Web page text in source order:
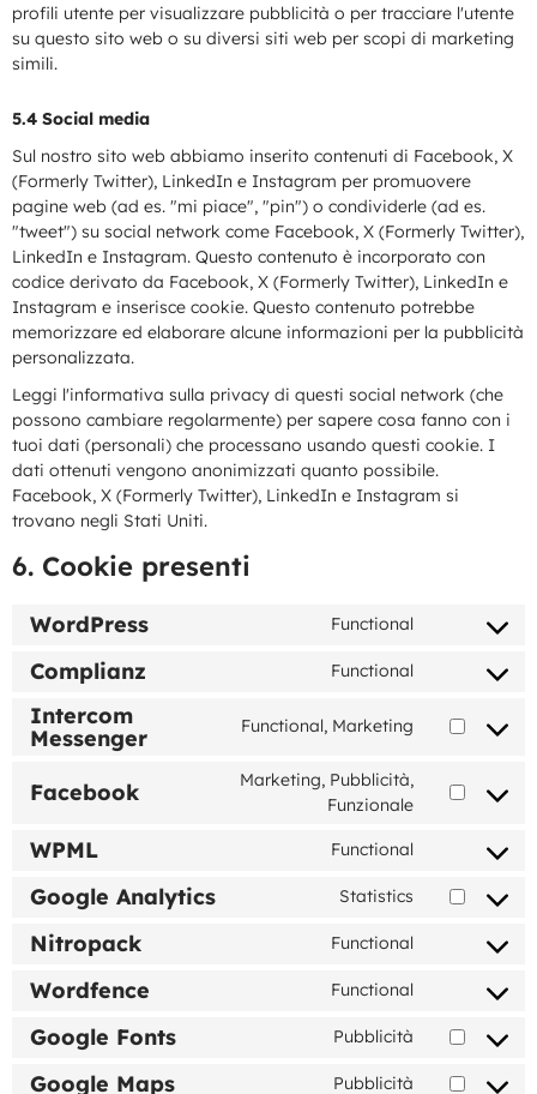
profili utente per visualizzare pubblicità o per tracciare l'utente
su questo sito web o su diversi siti web per scopi di marketing
simili.
5.4 Social media
Sul nostro sito web abbiamo inserito contenuti di Facebook, X
(Formerly Twitter), LinkedIn e Instagram per promuovere
pagine web (ad es. "mi piace", "pin") o condividerle (ad es.
"tweet") su social network come Facebook, X (Formerly Twitter),
LinkedIn e Instagram. Questo contenuto è incorporato con
codice derivato da Facebook, X (Formerly Twitter), LinkedIn e
Instagram e inserisce cookie. Questo contenuto potrebbe
memorizzare ed elaborare alcune informazioni per la pubblicità
personalizzata.
Leggi l'informativa sulla privacy di questi social network (che
possono cambiare regolarmente) per sapere cosa fanno con i
tuoi dati (personali) che processano usando questi cookie. I
dati ottenuti vengono anonimizzati quanto possibile.
Facebook, X (Formerly Twitter), LinkedIn e Instagram si
trovano negli Stati Uniti.
6. Cookie presenti
WordPress Functional
Complianz Functional
Intercom
Messenger
Functional, Marketing
Facebook
Marketing, Pubblicità,
Funzionale
WPML Functional
Google Analytics Statistics
Nitropack Functional
Wordfence Functional
Google Fonts Pubblicità
Google Maps Pubblicità